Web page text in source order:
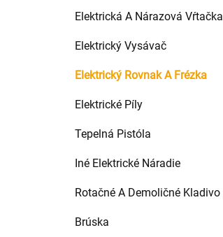
Elektrická A Nárazová Vŕtačka
Elektrický Vysávač
Elektrický Rovnak A Frézka
Elektrické Píly
Tepelná Pistóla
Iné Elektrické Náradie
Rotačné A Demoličné Kladivo
Brúska